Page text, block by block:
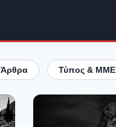
Άρθρα Τύπος & ΜΜΕ